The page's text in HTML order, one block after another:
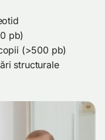
pb)
(>500 pb)
structurale